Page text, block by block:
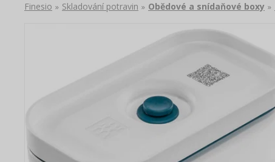
Finesio » Skladování potravin » Obědové a snídaňové boxy »